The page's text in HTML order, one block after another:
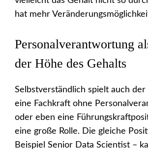
hat mehr
Personalverantwortung
der Höhe des Gehalts
Selbstverständlich spielt auch der
eine Fachkraft ohne
oder eben eine
eine große Rolle. Die gleiche
Beispiel Senior Data Scientist –